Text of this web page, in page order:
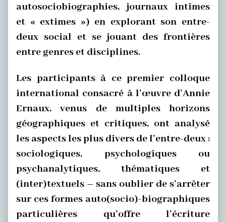
autosociobiographies, journaux intimes
et « extimes ») en explorant son entre-
deux social et se jouant des frontières
entre genres et disciplines.
Les participants à ce premier colloque
international consacré à l’œuvre d’Annie
Ernaux, venus de multiples horizons
géographiques et critiques, ont analysé
les aspects les plus divers de l’entre-deux :
sociologiques, psychologiques ou
psychanalytiques, thématiques et
(inter)textuels – sans oublier de s’arrêter
sur ces formes auto(socio)-biographiques
particulières qu’offre l’écriture